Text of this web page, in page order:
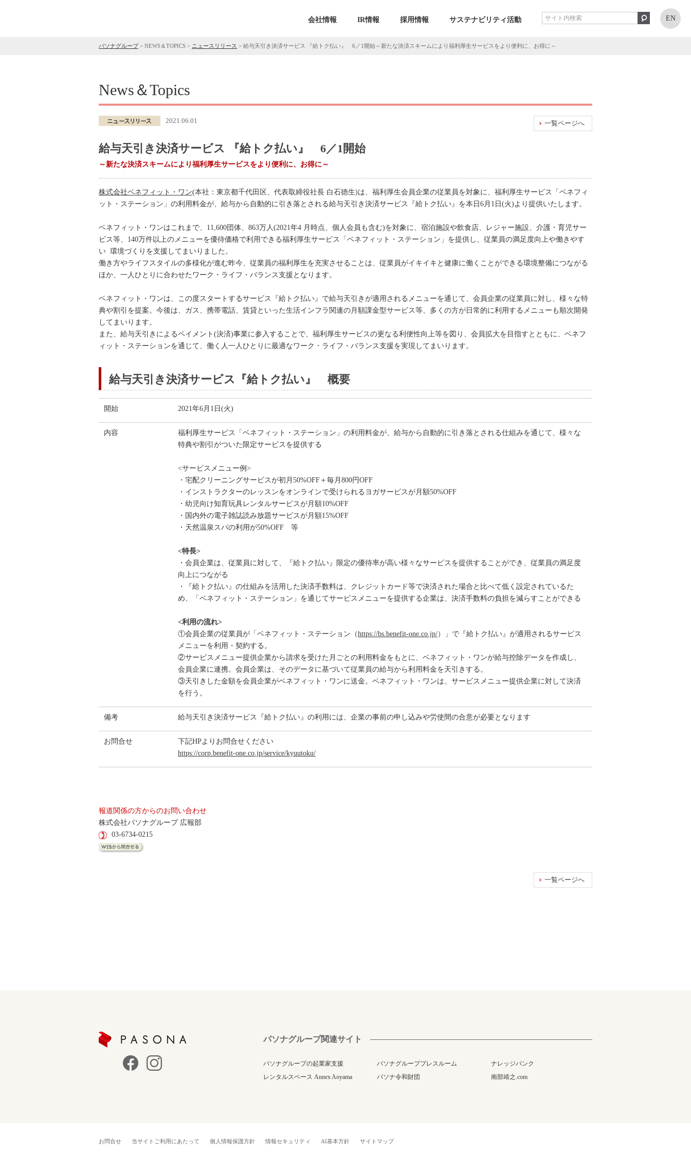
会社情報 IR情報 採用情報 サステナビリティ活動 EN
パソナグループ> NEWS＆TOPICS > ニュースリリース > 給与天引き決済サービス 『給トク払い』 6／1開始～新たな決済スキームにより福利厚生サービスをより便利に、お得に～
News＆Topics
一覧ページへ
2021.06.01
給与天引き決済サービス 『給トク払い』 6／1開始
～新たな決済スキームにより福利厚生サービスをより便利に、お得に～
株式会社ベネフィット・ワン(本社：東京都千代田区、代表取締役社長 白石徳生)は、福利厚生会員企業の従業員を対象に、福利厚生サービス「ベネフィ
ット・ステーション」の利用料金が、給与から自動的に引き落とされる給与天引き決済サービス『給トク払い』を本日6月1日(火)より提供いたします。
ベネフィット・ワンはこれまで、11,600団体、863万人(2021年4 月時点、個人会員も含む)を対象に、宿泊施設や飲食店、レジャー施設、介護・育児サー
ビス等、140万件以上のメニューを優待価格で利用できる福利厚生サービス「ベネフィット・ステーション」を提供し、従業員の満足度向上や働きやす
い 環境づくりを支援してまいりました。
働き方やライフスタイルの多様化が進む昨今、従業員の福利厚生を充実させることは、従業員がイキイキと健康に働くことができる環境整備につながる
ほか、一人ひとりに合わせたワーク・ライフ・バランス支援となります。
ベネフィット・ワンは、この度スタートするサービス『給トク払い』で給与天引きが適用されるメニューを通じて、会員企業の従業員に対し、様々な特
典や割引を提案。今後は、ガス、携帯電話、賃貸といった生活インフラ関連の月額課金型サービス等、多くの方が日常的に利用するメニューも順次開発
してまいります。
また、給与天引きによるペイメント(決済)事業に参入することで、福利厚生サービスの更なる利便性向上等を図り、会員拡大を目指すとともに、ベネフ
ィット・ステーションを通じて、働く人一人ひとりに最適なワーク・ライフ・バランス支援を実現してまいります。
給与天引き決済サービス『給トク払い』 概要
開始 2021年6月1日(火)
内容
福利厚生サービス「ベネフィット・ステーション」の利用料金が、給与から自動的に引き落とされる仕組みを通じて、様々な
特典や割引がついた限定サービスを提供する
<サービスメニュー例>
・宅配クリーニングサービスが初月50%OFF＋毎月800円OFF
・インストラクターのレッスンをオンラインで受けられるヨガサービスが月額50%OFF
・幼児向け知育玩具レンタルサービスが月額10%OFF
・国内外の電子雑誌読み放題サービスが月額15%OFF
・天然温泉スパの利用が50%OFF 等
<特長>
・会員企業は、従業員に対して、『給トク払い』限定の優待率が高い様々なサービスを提供することができ、従業員の満足度
向上につながる
・『給トク払い』の仕組みを活用した決済手数料は、クレジットカード等で決済された場合と比べて低く設定されているた
め、「ベネフィット・ステーション」を通じてサービスメニューを提供する企業は、決済手数料の負担を減らすことができる
<利用の流れ>
①会員企業の従業員が「ベネフィット・ステーション（https://bs.benefit-one.co.jp/）」で『給トク払い』が適用されるサービス
メニューを利用・契約する。
②サービスメニュー提供企業から請求を受けた月ごとの利用料金をもとに、ベネフィット・ワンが給与控除データを作成し、
会員企業に連携。会員企業は、そのデータに基づいて従業員の給与から利用料金を天引きする。
③天引きした金額を会員企業がベネフィット・ワンに送金。ベネフィット・ワンは、サービスメニュー提供企業に対して決済
を行う。
備考 給与天引き決済サービス『給トク払い』の利用には、企業の事前の申し込みや労使間の合意が必要となります
お問合せ
下記HPよりお問合せください
https://corp.benefit-one.co.jp/service/kyuutoku/
報道関係の方からのお問い合わせ
株式会社パソナグループ 広報部
03-6734-0215
一覧ページへ
パソナグループ関連サイト
パソナグループの起業家支援 パソナグループプレスルーム
ナレッジバンク
レンタルスペース Annex Aoyama
パソナ令和財団 南部靖之.com
お問合せ 当サイトご利用にあたって 個人情報保護方針 情報セキュリティ AI基本方針 サイトマップ